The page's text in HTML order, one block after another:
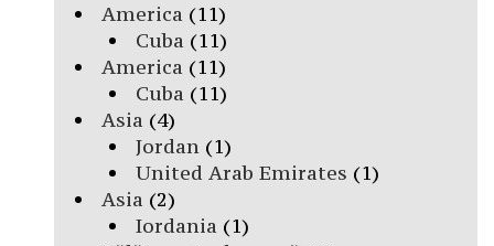
America (11)
Cuba (11)
America (11)
Cuba (11)
Asia (4)
Jordan(1)
United Arab Emirates (1)
Asia (2)
Iordania (1)